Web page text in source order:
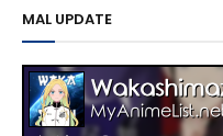
MAL UPDATE